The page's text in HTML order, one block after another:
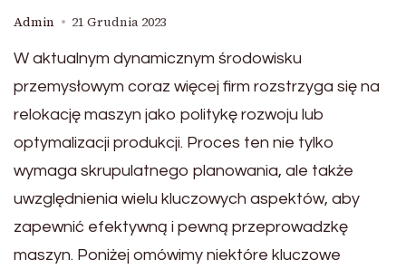
Admin 21 Grudnia 2023
W aktualnym dynamicznym środowisku
przemysłowym coraz więcej firm rozstrzyga się na
relokację maszyn jako politykę rozwoju lub
optymalizacji produkcji. Proces ten nie tylko
wymaga skrupulatnego planowania, ale także
uwzględnienia wielu kluczowych aspektów, aby
zapewnić efektywną i pewną przeprowadzkę
maszyn. Poniżej omówimy niektóre kluczowe